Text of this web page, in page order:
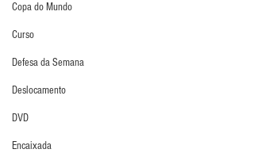
Copa do Mundo
Curso
Defesa da Semana
Deslocamento
DVD
Encaixada